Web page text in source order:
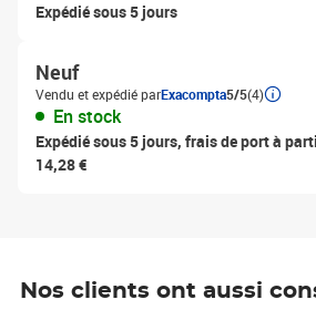
Expédié sous 5 jours
Neuf
Vendu et expédié parExacompta5/5(4)
En stock
Expédié sous 5 jours, frais de port à
14,28 €
Nos clients ont aussi